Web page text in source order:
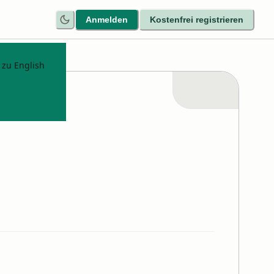
Anmelden Kostenfrei registrieren
English